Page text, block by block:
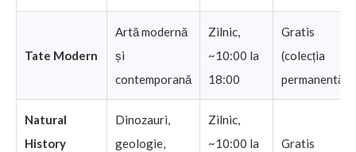
Tate Modern
Artă modernă
și
contemporană
Zilnic,
~10:00 la
18:00
Gratis
(colecția
permanentă)
Natural
History
Dinozauri,
geologie,
Zilnic,
~10:00 la
Gratis